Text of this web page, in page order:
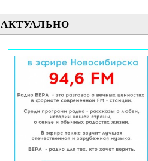
АКТУАЛЬНО